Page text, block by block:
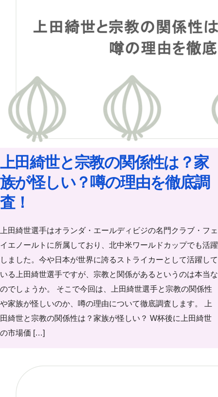
上田綺世と宗教の関係性は？家
族が怪しい？噂の理由を徹底調
査！
上田綺世選手はオランダ・エールディビジの名門クラブ・フェ
イエノールトに所属しており、北中米ワールドカップでも活躍
しました。今や日本が世界に誇るストライカーとして活躍して
いる上田綺世選手ですが、宗教と関係があるというのは本当な
のでしょうか。 そこで今回は、上田綺世選手と宗教の関係性
や家族が怪しいのか、噂の理由について徹底調査します。 上
田綺世と宗教の関係性は？家族が怪しい？ W杯後に上田綺世
の市場価 […]